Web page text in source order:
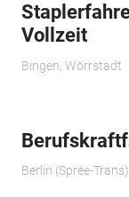
Vollzeit
Bingen, Wörrstadt
Berlin (Spree-Trans)